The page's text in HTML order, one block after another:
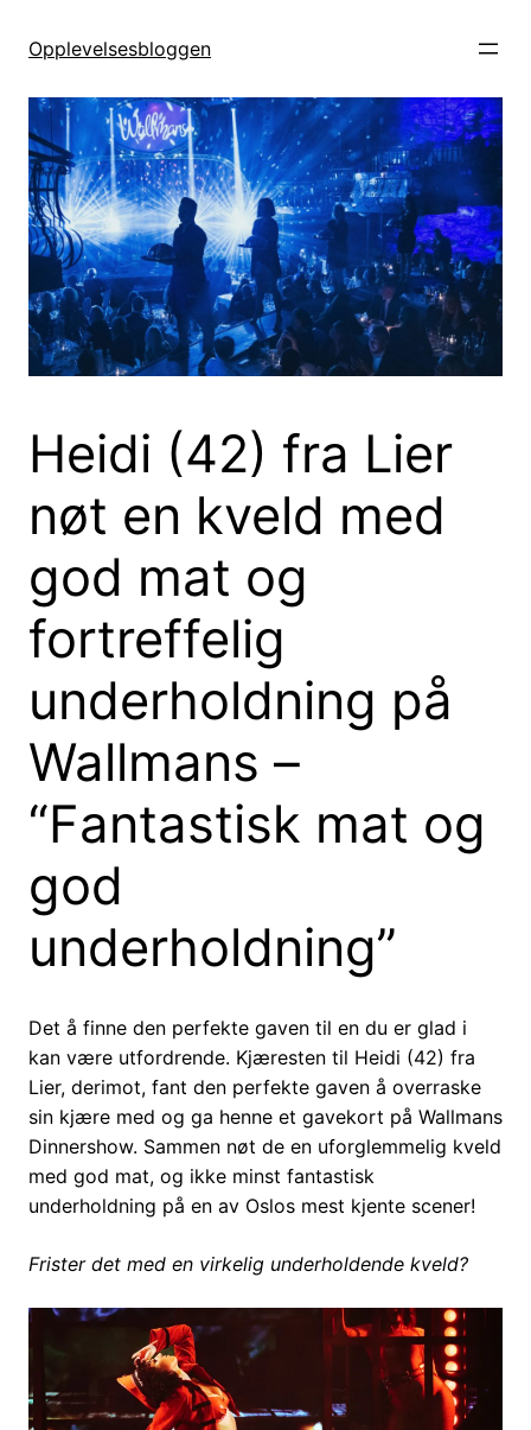
Opplevelsesbloggen
Heidi (42) fra Lier
nøt en kveld med
god mat og
fortreffelig
underholdning på
Wallmans –
“Fantastisk mat og
god
underholdning”
Det å finne den perfekte gaven til en du er glad i
kan være utfordrende. Kjæresten til Heidi (42) fra
Lier, derimot, fant den perfekte gaven å overraske
sin kjære med og ga henne et gavekort på Wallmans
Dinnershow. Sammen nøt de en uforglemmelig kveld
med god mat, og ikke minst fantastisk
underholdning på en av Oslos mest kjente scener!
Frister det med en virkelig underholdende kveld?